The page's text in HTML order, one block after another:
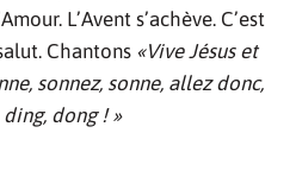
L’Avent s’achève. C’est
Chantons «Vive Jésus et
sonnez, sonne, allez donc,
dong ! »